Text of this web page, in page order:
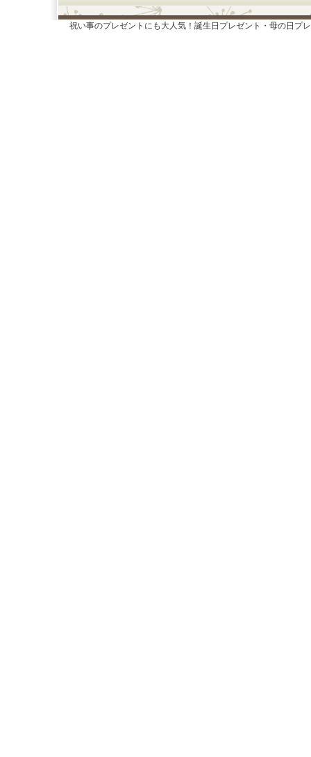
祝い事のプレゼントにも大人気！誕生日プレゼント・母の日プ